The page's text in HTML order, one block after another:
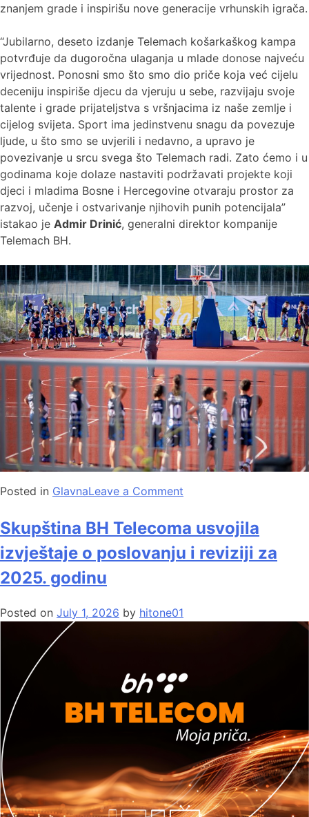
znanjem grade i inspirišu nove generacije vrhunskih igrača.
“Jubilarno, deseto izdanje Telemach košarkaškog kampa
potvrđuje da dugoročna ulaganja u mlade donose najveću
vrijednost. Ponosni smo što smo dio priče koja već cijelu
deceniju inspiriše djecu da vjeruju u sebe, razvijaju svoje
talente i grade prijateljstva s vršnjacima iz naše zemlje i
cijelog svijeta. Sport ima jedinstvenu snagu da povezuje
ljude, u što smo se uvjerili i nedavno, a upravo je
povezivanje u srcu svega što Telemach radi. Zato ćemo i u
godinama koje dolaze nastaviti podržavati projekte koji
djeci i mladima Bosne i Hercegovine otvaraju prostor za
razvoj, učenje i ostvarivanje njihovih punih potencijala”
istakao je Admir Drinić, generalni direktor kompanije
Telemach BH.
Posted in GlavnaLeave a Comment
Skupština BH Telecoma usvojila
izvještaje o poslovanju i reviziji za
2025. godinu
Posted on July 1, 2026 by hitone01